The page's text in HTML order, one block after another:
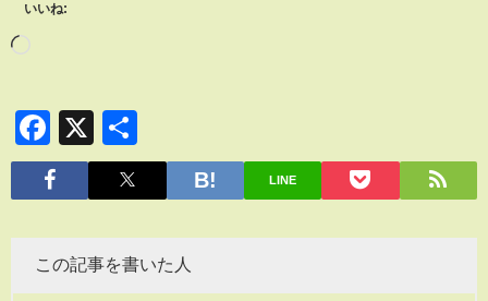
いいね:
Facebook
X
有
LINE
この記事を書いた人